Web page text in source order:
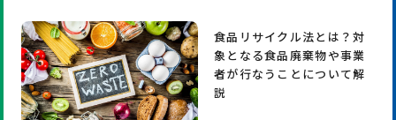
食品リサイクル法とは？対
象となる食品廃棄物や事業
者が行なうことについて解
説